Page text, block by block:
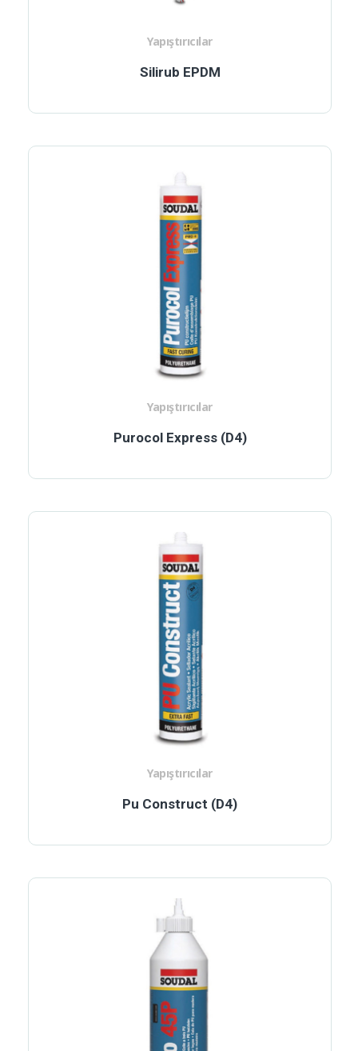
Silirub EPDM
Yapıştırıcılar
Purocol Express (D4)
Yapıştırıcılar
Pu Construct (D4)
Yapıştırıcılar